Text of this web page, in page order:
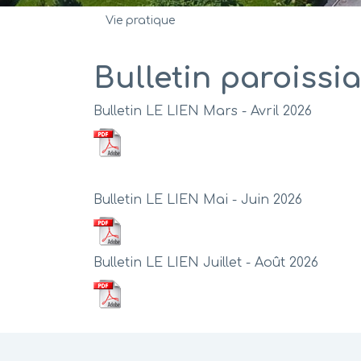
Vie pratique
Bulletin
Bulletin LE LIEN Mars - Avril 2026
Bulletin LE LIEN Mai - Juin 2026
Bulletin LE LIEN Juillet - Août 2026